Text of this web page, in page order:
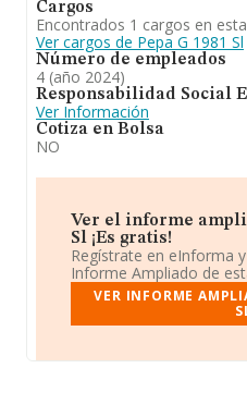
Cargos
Encontrados 1 cargos en
Ver cargos de Pepa G 1981 Sl
Número de empleados
4 (año 2024)
Responsabilidad Social
Ver Información
Cotiza en Bolsa
NO
Ver el informe
Sl ¡Es gratis!
Regístrate en eInforma
Informe Ampliado de
VER INFORME